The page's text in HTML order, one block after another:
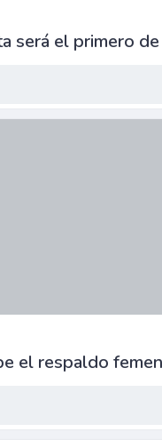
será el primero
el respaldo